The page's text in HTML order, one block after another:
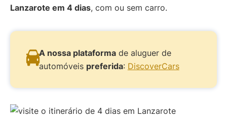
Lanzarote em 4 dias, com ou sem carro.
A nossa plataformade aluguer de
automóveis preferida: DiscoverCars